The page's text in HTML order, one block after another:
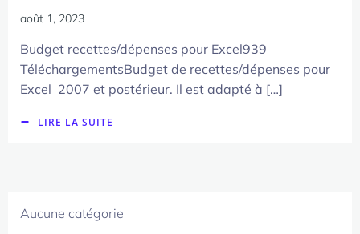
août 1, 2023
Budget recettes/dépenses pour Excel939
TéléchargementsBudget de recettes/dépenses pour
Excel 2007 et postérieur. Il est adapté à […]
LIRE LA SUITE
Aucune catégorie